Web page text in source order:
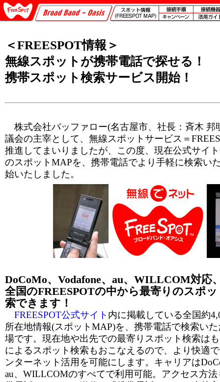
＜FREESPOT情報＞
無線スポットが携帯電話で探せる！
携帯スポット検索サービス開始！
株式会社バッファロー(名古屋市、社長：斉木 邦
議会の主宰として、無線スポットサービス＝
推進してまいりましたが、この度、現在公式サイト
のスポットMAPを、携帯電話でより手軽に検索い
始いたしました。
DoCoMo、Vodafone、au、WILLCOM対応
全国のFREESPOTの中から最寄りのスポ
索できます！
FREESPOT公式サイト 内に掲載している全国約
所在地情報(スポットMAP)を、携帯電話で検索い
場です。現在地や出先での最寄りスポット検索は
によるスポット検索もおこなえるので、より快適
ンターネット活用を可能にします。キャリアは
au、WILLCOMのすべてで利用可能。アクセス方